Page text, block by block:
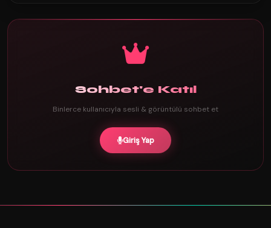
Sohbet'e Katıl
Binlerce kullanıcıyla sesli & görüntülü sohbet et
Giriş Yap